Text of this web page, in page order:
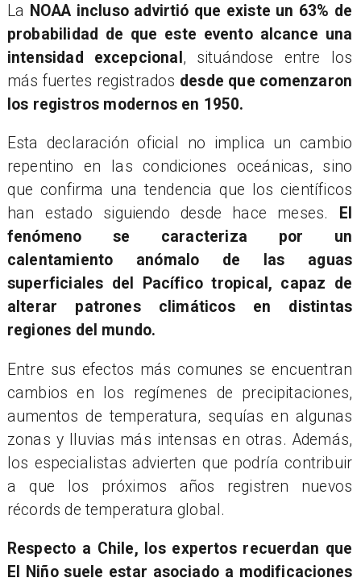
La NOAA incluso advirtió que existe un 63% de
probabilidad de que este evento alcance una
intensidad excepcional , situándose entre los
más fuertes registrados desde que comenzaron
los registros modernos en 1950.
Esta declaración oficial no implica un cambio
repentino en las condiciones oceánicas, sino
que confirma una tendencia que los científicos
han estado siguiendo desde hace meses.
El
fenómeno se caracteriza por un
calentamiento anómalo de las aguas
superficiales del Pacífico tropical, capaz de
alterar patrones climáticos en distintas
regiones del mundo.
Entre sus efectos más comunes se encuentran
cambios en los regímenes de precipitaciones,
aumentos de temperatura, sequías en algunas
zonas y lluvias más intensas en otras. Además,
los especialistas advierten que podría contribuir
a que los próximos años registren nuevos
récords de temperatura global.
Respecto a Chile, los expertos recuerdan que
El Niño suele estar asociado a modificaciones